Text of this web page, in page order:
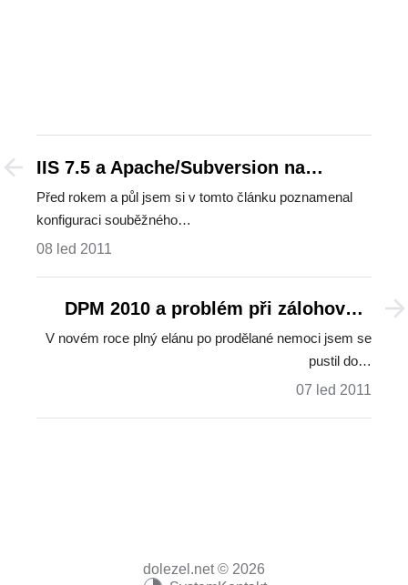
IIS 7.5 a Apache/Subversion na
jednom stroji
Před rokem a půl jsem si v tomto článku poznamenal
konfiguraci souběžného…
08 led 2011
DPM 2010 a problém při zálohování
Hyper-V virtuálu na CSV clusteru
V novém roce plný elánu po prodělané nemoci jsem se
pustil do…
07 led 2011
dolezel.net © 2026